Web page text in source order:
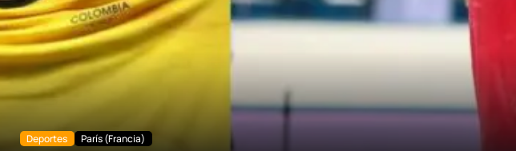
Deportes París (Francia)